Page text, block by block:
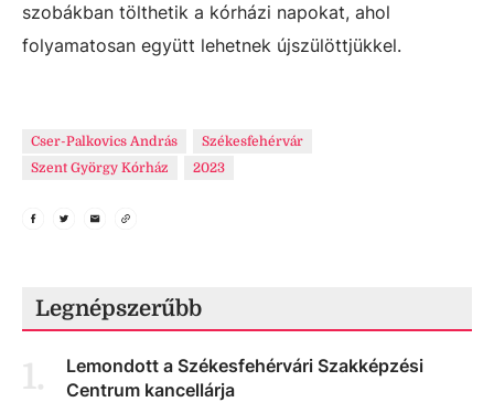
szobákban tölthetik a kórházi napokat, ahol
folyamatosan együtt lehetnek újszülöttjükkel.
Cser-Palkovics András
Székesfehérvár
Szent György Kórház
2023
Legnépszerűbb
1.
Lemondott a Székesfehérvári Szakképzési
Centrum kancellárja